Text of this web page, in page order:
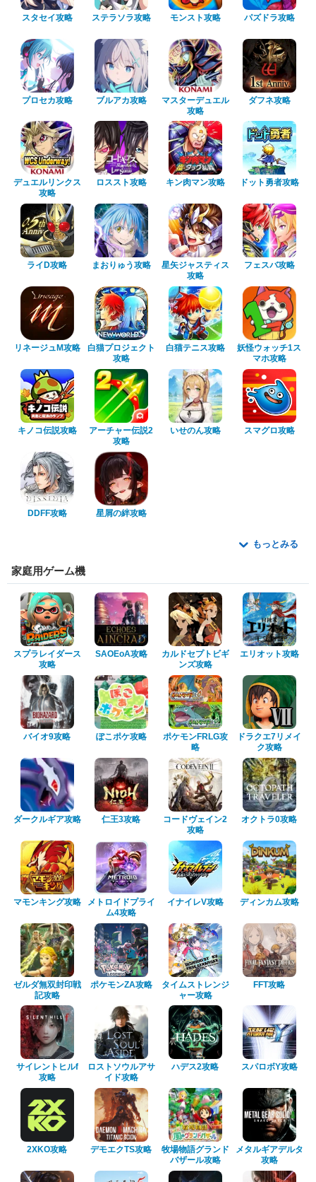
スタセイ攻略 ステラソラ攻略 モンスト攻略 パズドラ攻略
プロセカ攻略 ブルアカ攻略
マスターデュエル
攻略
ダフネ攻略
デュエルリンクス
攻略
ロススト攻略 キン肉マン攻略 ドット勇者攻略
ライD攻略 まおりゅう攻略
星矢ジャスティス
攻略
フェスバ攻略
リネージュM攻略
白猫プロジェクト
攻略
白猫テニス攻略
妖怪ウォッチ1ス
マホ攻略
キノコ伝説攻略
アーチャー伝説2
攻略
いせのん攻略 スマグロ攻略
DDFF攻略 星屑の絆攻略
もっとみる
家庭用ゲーム機
スプラレイダース
攻略
SAOEoA攻略
カルドセプトビギ
ンズ攻略
エリオット攻略
バイオ9攻略 ぽこポケ攻略
ポケモンFRLG攻
略
ドラクエ7リメイ
ク攻略
ダークルギア攻略 仁王3攻略
コードヴェイン2
攻略
オクトラ0攻略
マモンキング攻略
メトロイドプライ
ム4攻略
イナイレV攻略 ディンカム攻略
ゼルダ無双封印戦
記攻略
ポケモンZA攻略
タイムストレンジ
ャー攻略
FFT攻略
サイレントヒルf
攻略
ロストソウルアサ
イド攻略
ハデス2攻略 スパロボY攻略
2XKO攻略 デモエクTS攻略
牧場物語グランド
バザール攻略
メタルギアデルタ
攻略